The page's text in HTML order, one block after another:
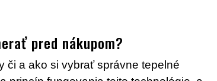
pred nákupom?
či a ako si vybrať správne tepelné